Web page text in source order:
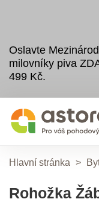
Oslavte
milovníky piva
499 Kč.
Hlavní stránka >
Rohožka